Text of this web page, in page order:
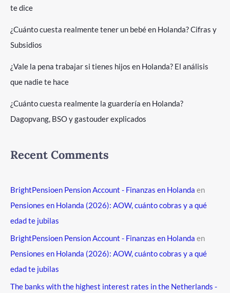
te dice
¿Cuánto cuesta realmente tener un bebé en Holanda? Cifras y
Subsidios
¿Vale la pena trabajar si tienes hijos en Holanda? El análisis
que nadie te hace
¿Cuánto cuesta realmente la guardería en Holanda?
Dagopvang, BSO y gastouder explicados
Recent Comments
BrightPensioen Pension Account - Finanzas en Holanda en
Pensiones en Holanda (2026): AOW, cuánto cobras y a qué
edad te jubilas
BrightPensioen Pension Account - Finanzas en Holanda en
Pensiones en Holanda (2026): AOW, cuánto cobras y a qué
edad te jubilas
The banks with the highest interest rates in the Netherlands -